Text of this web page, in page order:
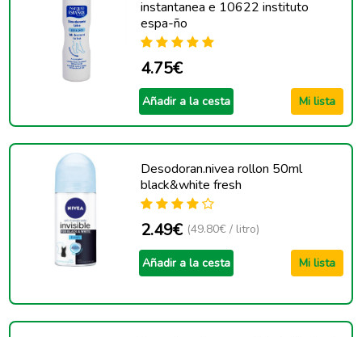
instantanea e 10622 instituto
espa-ño
4.75€
Añadir a la cesta Mi lista
Desodoran.nivea rollon 50ml
black&white fresh
2.49€ (49.80€ / litro)
Añadir a la cesta Mi lista